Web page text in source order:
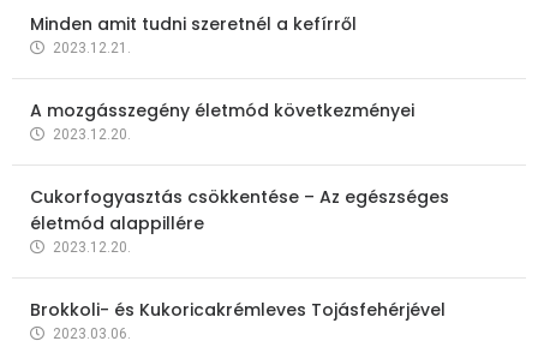
Minden amit tudni szeretnél a kefírről
2023.12.21.
A mozgásszegény életmód következményei
2023.12.20.
Cukorfogyasztás csökkentése – Az egészséges
életmód alappillére
2023.12.20.
Brokkoli- és Kukoricakrémleves Tojásfehérjével
2023.03.06.